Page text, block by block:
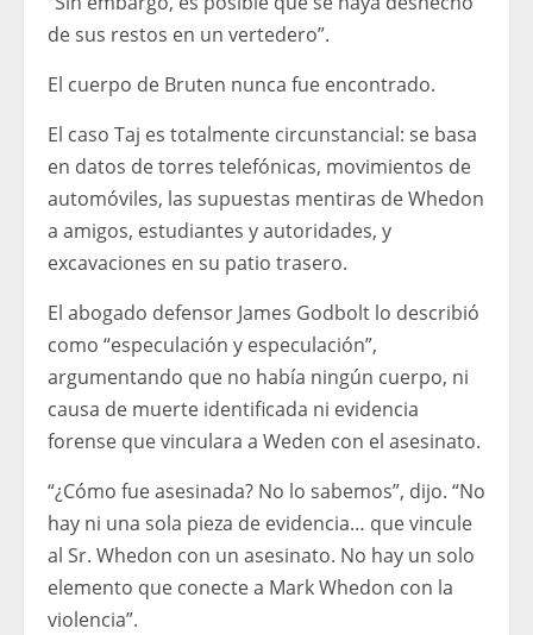
de sus restos en un vertedero”.
El cuerpo de Bruten nunca fue encontrado.
El caso Taj es totalmente circunstancial: se basa
en datos de torres telefónicas, movimientos de
automóviles, las supuestas mentiras de Whedon
a amigos, estudiantes y autoridades, y
excavaciones en su patio trasero.
El abogado defensor James Godbolt lo describió
como “especulación y especulación”,
argumentando que no había ningún cuerpo, ni
causa de muerte identificada ni evidencia
forense que vinculara a Weden con el asesinato.
“¿Cómo fue asesinada? No lo sabemos”, dijo. “No
hay ni una sola pieza de evidencia… que vincule
al Sr. Whedon con un asesinato. No hay un solo
elemento que conecte a Mark Whedon con la
violencia”.